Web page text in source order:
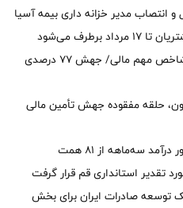
انتصاب مدیر خزانه داری بیمه آسیا
می‌شود
جایگاه نخست بانك ملت در 10 شاخص مهم مالی/ جهش 77 درصدی
حلقه مفقوده جهش تأمین مالی
تقدیر استانداری قم قرار گرفت
بانک توسعه صادرات ایران برای بخش